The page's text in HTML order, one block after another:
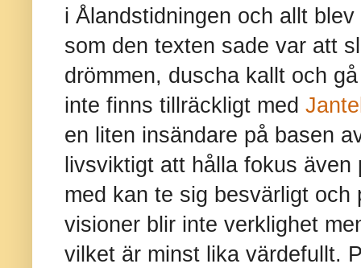
i Ålandstidningen och allt
som den texten sade var att
drömmen, duscha kallt och
inte finns tillräckligt med
en liten insändare på basen
livsviktigt att hålla fokus
med kan te sig besvärligt och
visioner blir inte verklighet
vilket är minst lika värdefullt.